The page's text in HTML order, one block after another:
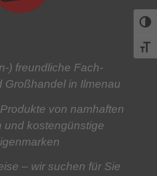
) freundliche Fach-
Großhandel in Ilmenau
von namhaften
und kostengünstige
– wir suchen für Sie